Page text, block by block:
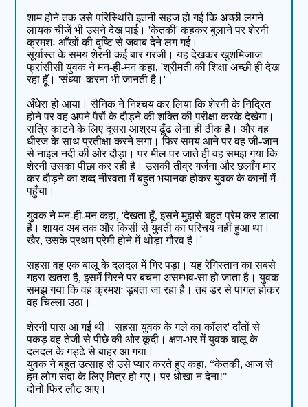
शाम होने तक उसे परिस्थिति इतनी सहज हो गई कि अच्छी लगने
लायक चीजें भी उसने देख पाई। 'केतकी' कहकर बुलाने पर शेरनी
क्रमशः आँखों की दृष्टि से जवाब देने लग गई।
सूर्यास्त के समय शेरनी कई बार गरजी। यह देखकर खुशमिजाज
फ्रांसीसी युवक ने मन-ही-मन कहा, 'श्रीमती की शिक्षा अच्छी ही देख
रहा हूँ। 'संध्या' करना भी जानती है।'
अँधेरा हो आया। सैनिक ने निश्चय कर लिया कि शेरनी के निद्रित
होने पर वह अपने पैरों के दौड़ने की शक्ति की परीक्षा करके देखेगा।
रात्रि काटने के लिए दूसरा आश्रय ढूँढ लेना ही ठीक है। और वह
धीरज के साथ प्रतीक्षा करने लगा। फिर समय आने पर वह जी-जान
से नाइल नदी की ओर दौड़ा। पर मील पर जाते ही वह समझ गया कि
शेरनी उसका पीछा कर रही है। उसकी तीव्र गर्जना और छलाँग मार
कर दौड़ने का शब्द नीरवता में बहुत भयानक होकर युवक के कानों में
पहुँचा।
युवक ने मन-ही-मन कहा, 'देखता हूँ, इसने मुझसे बहुत प्रेम कर डाला
है। शायद अब तक और किसी से युवती का परिचय नहीं हुआ था।
खैर, उसके प्रथम प्रेमी होने में थोड़ा गौरव है।'
सहसा वह एक बालू के दलदल में गिर पड़ा। यह रेगिस्तान का सबसे
गहरा खतरा है, इसमें गिरने पर बचना असम्भव-सा हो जाता है। युवक
समझ गया कि वह क्रमशः डूबता जा रहा है। तब डर से पागल होकर
वह चिल्ला उठा।
शेरनी पास आ गई थी। सहसा युवक के गले का कॉलर' दाँतों से
पकड़ वह तेजी से पीछे की ओर कूदी। क्षण-भर में युवक बालू के
दलदल के गड्ढे से बाहर आ गया।
युवक ने बहुत उत्साह से उसे प्यार करते हुए कहा, “केतकी, आज से
हम लोग सदा के लिए मित्र हो गए। पर धोखा न देना!"
दोनों फिर लौट आए।